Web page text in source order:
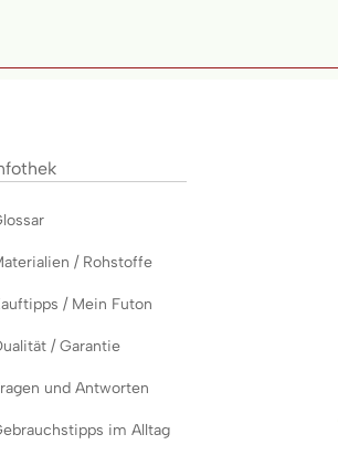
/ Rohstoffe
/ Mein Futon
/ Garantie
und Antworten
im Alltag